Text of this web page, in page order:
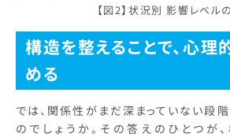
【図2】状況別 影響レベル
構造を整えることで、心理
める
では、関係性がまだ深まっていない段
のでしょうか。その答えのひとつが